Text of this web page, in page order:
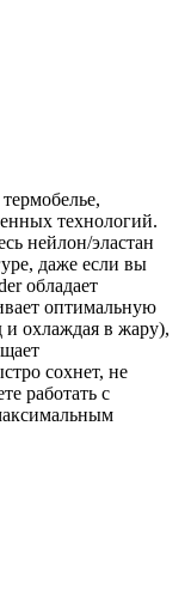
технологий.
нейлон/эластан
даже если вы
обладает
оптимальную
и охлаждая в жару),
сохнет, не
работать с